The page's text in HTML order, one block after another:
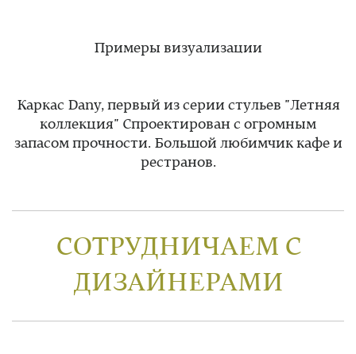
Примеры визуализации
Каркас Dany, первый из серии стульев "Летняя
коллекция" Спроектирован с огромным
запасом прочности. Большой любимчик кафе и
рестранов.
СОТРУДНИЧАЕМ С
ДИЗАЙНЕРАМИ